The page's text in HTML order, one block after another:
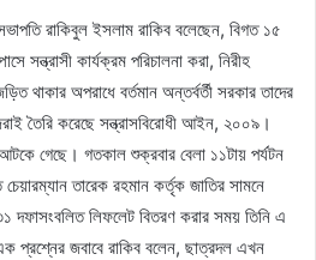
রাকিবুল ইসলাম রাকিব বলেছেন, বিগত ১৫
সন্ত্রাসী কার্যক্রম পরিচালনা করা, নিরীহ
থাকার অপরাধে বর্তমান অন্তর্বর্তী সরকার তাদের
তৈরি করেছে সন্ত্রাসবিরোধী আইন, ২০০৯।
গেছে। গতকাল শুক্রবার বেলা ১১টায় পর্যটন
তারেক রহমান কর্তৃক জাতির সামনে
দফাসংবলিত লিফলেট বিতরণ করার সময় তিনি এ
প্রশ্নের জবাবে রাকিব বলেন, ছাত্রদল এখন